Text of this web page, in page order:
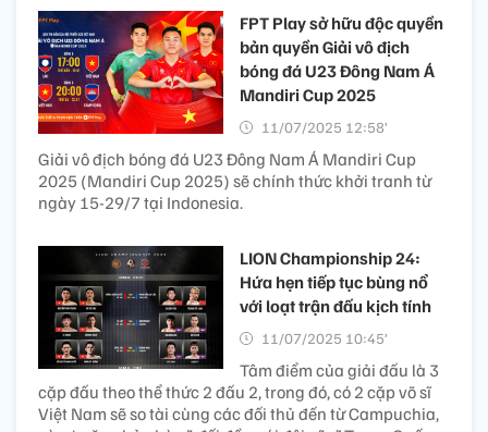
FPT Play sở hữu độc quyền
bản quyền Giải vô địch
bóng đá U23 Đông Nam Á
Mandiri Cup 2025
11/07/2025 12:58’
Giải vô địch bóng đá U23 Đông Nam Á Mandiri Cup
2025 (Mandiri Cup 2025) sẽ chính thức khởi tranh từ
ngày 15-29/7 tại Indonesia.
LION Championship 24:
Hứa hẹn tiếp tục bùng nổ
với loạt trận đấu kịch tính
11/07/2025 10:45’
Tâm điểm của giải đấu là 3
cặp đấu theo thể thức 2 đấu 2, trong đó, có 2 cặp võ sĩ
Việt Nam sẽ so tài cùng các đối thủ đến từ Campuchia,